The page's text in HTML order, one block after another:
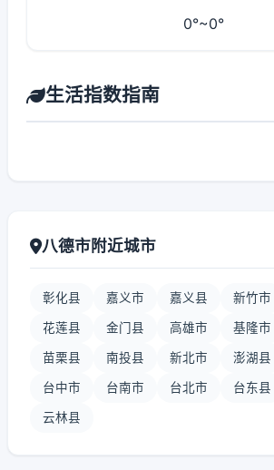
0°~0°
生活指数指南
八德市附近城市
彰化县 嘉义市 嘉义县 新竹市
花莲县 金门县 高雄市 基隆市
苗栗县 南投县 新北市 澎湖县
台中市 台南市 台北市 台东县
云林县